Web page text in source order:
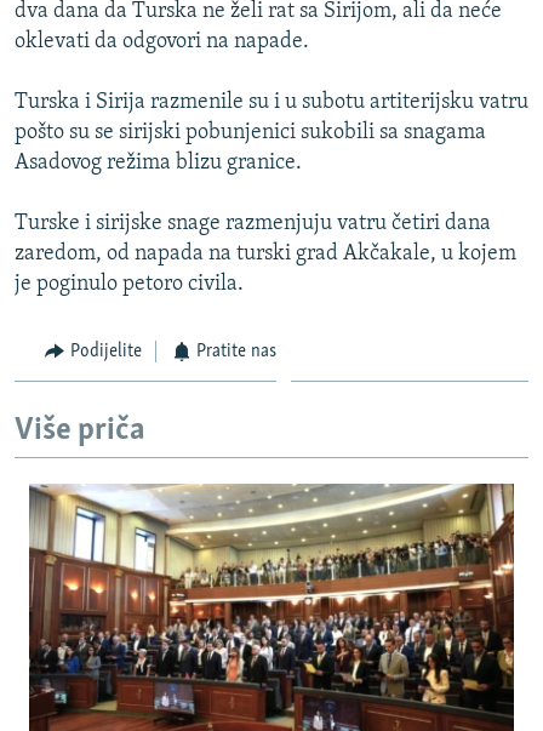
GENOCID U SREBRENICI
TV LIBERTY
POST SCRIPTUM
TRI DECENIJE OD RATA U BIH
SVE KARTE DEJTONA
Sve RFE/RL stranice
dva dana da Turska ne želi rat sa Sirijom, ali da neće
oklevati da odgovori na napade.
Turska i Sirija razmenile su i u subotu artiterijsku vatru
pošto su se sirijski pobunjenici sukobili sa snagama
Asadovog režima blizu granice.
Turske i sirijske snage razmenjuju vatru četiri dana
zaredom, od napada na turski grad Akčakale, u kojem
je poginulo petoro civila.
Podijelite Pratite nas
Više priča